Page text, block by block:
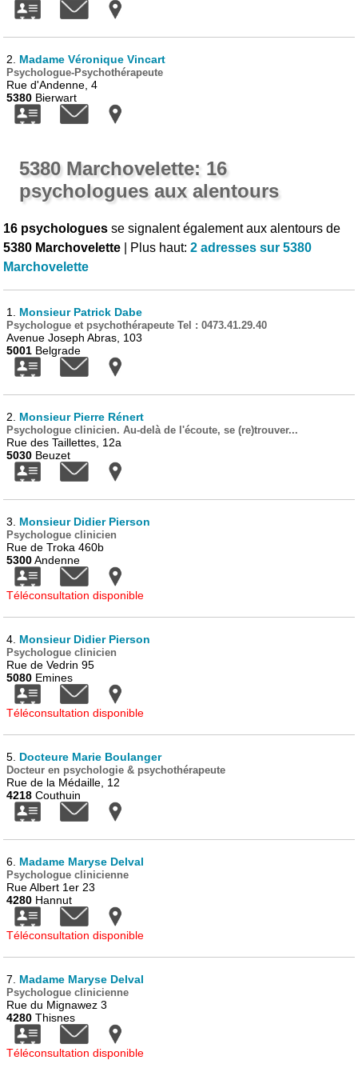
2. Madame Véronique Vincart
Psychologue-Psychothérapeute
Rue d'Andenne, 4
5380 Bierwart
5380 Marchovelette: 16
psychologues aux alentours
16 psychologues se signalent également aux alentours de
5380 Marchovelette | Plus haut:2 adresses sur 5380
Marchovelette
1. Monsieur Patrick Dabe
Psychologue et psychothérapeute Tel : 0473.41.29.40
Avenue Joseph Abras, 103
5001 Belgrade
2. Monsieur Pierre Rénert
Psychologue clinicien. Au-delà de l'écoute, se (re)trouver...
Rue des Taillettes, 12a
5030 Beuzet
3. Monsieur Didier Pierson
Psychologue clinicien
Rue de Troka 460b
5300Andenne
Téléconsultation disponible
4. Monsieur Didier Pierson
Psychologue clinicien
Rue de Vedrin 95
5080 Emines
Téléconsultation disponible
5. Docteure Marie Boulanger
Docteur en psychologie & psychothérapeute
Rue de la Médaille, 12
4218 Couthuin
6. Madame Maryse Delval
Psychologue clinicienne
Rue Albert 1er 23
4280 Hannut
Téléconsultation disponible
7. Madame Maryse Delval
Psychologue clinicienne
Rue du Mignawez 3
4280 Thisnes
Téléconsultation disponible